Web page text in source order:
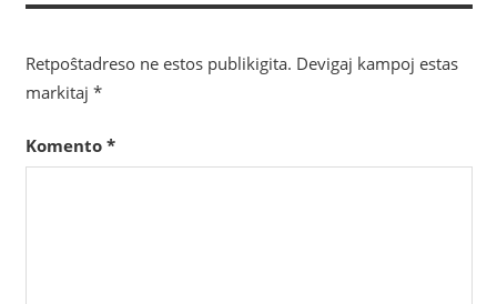
Retpoŝtadreso ne estos publikigita. Devigaj kampoj estas
markitaj *
Komento *